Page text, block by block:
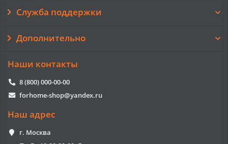
Служба поддержки
Дополнительно
Наши контакты
8 (800) 000-00-00
forhome-shop@yandex.ru
Наш адрес
г. Москва